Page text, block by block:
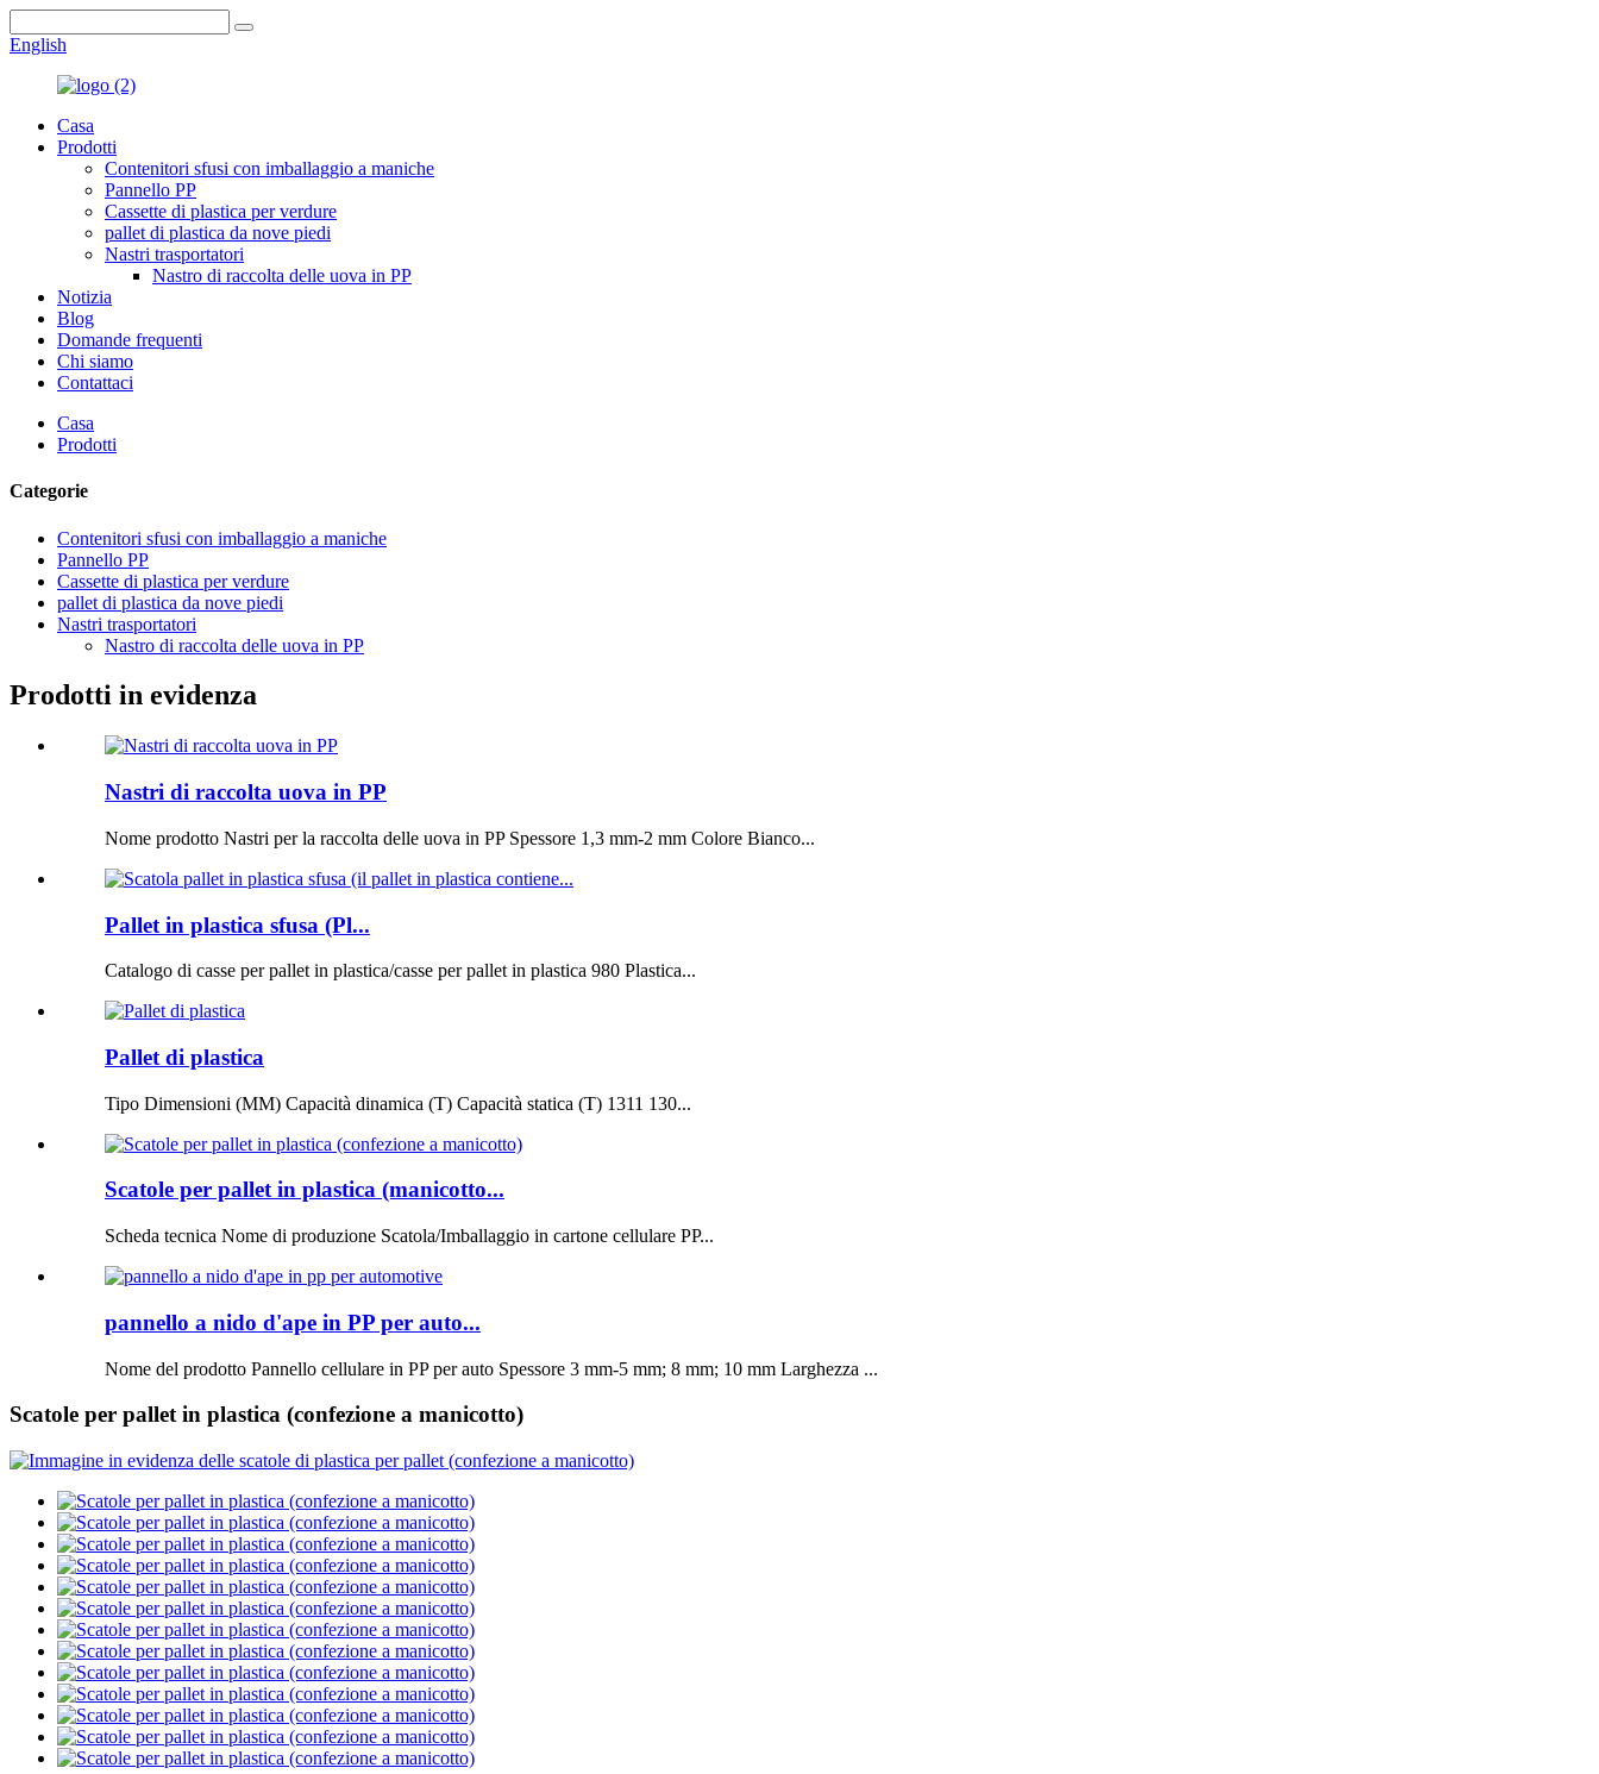
English
Casa
Prodotti
Contenitori sfusi con imballaggio a maniche
Pannello PP
Cassette di plastica per verdure
pallet di plastica da nove piedi
Nastri trasportatori
Nastro di raccolta delle uova in PP
Notizia
Blog
Domande frequenti
Chi siamo
Contattaci
Casa
Prodotti
Categorie
Contenitori sfusi con imballaggio a maniche
Pannello PP
Cassette di plastica per verdure
pallet di plastica da nove piedi
Nastri trasportatori
Nastro di raccolta delle uova in PP
Prodotti in evidenza
Nastri di raccolta uova in PP
Nome prodotto Nastri per la raccolta delle uova in PP Spessore 1,3 mm-2 mm Colore Bianco...
Pallet in plastica sfusa (Pl...
Catalogo di casse per pallet in plastica/casse per pallet in plastica 980 Plastica...
Pallet di plastica
Tipo Dimensioni (MM) Capacità dinamica (T) Capacità statica (T) 1311 130...
Scatole per pallet in plastica (manicotto...
Scheda tecnica Nome di produzione Scatola/Imballaggio in cartone cellulare PP...
pannello a nido d'ape in PP per auto...
Nome del prodotto Pannello cellulare in PP per auto Spessore 3 mm-5 mm; 8 mm; 10 mm Larghezza ...
Scatole per pallet in plastica (confezione a manicotto)